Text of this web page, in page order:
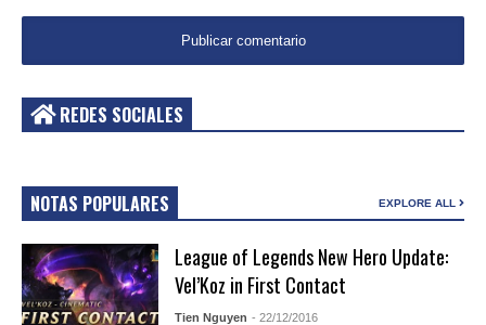
REDES SOCIALES
NOTAS POPULARES EXPLORE ALL
League of Legends New Hero Update:
Vel’Koz in First Contact
Tien Nguyen - 22/12/2016